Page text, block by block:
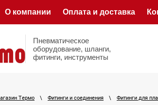
О компании Оплата и доставка
Пневматическое
оборудование, шланги,
фитинги, инструменты
Термо \ Фитинги и соединения \ Фитинги для